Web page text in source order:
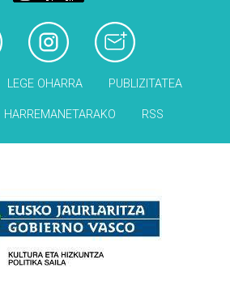
LEGE OHARRA PUBLIZITATEA
HARREMANETARAKO RSS